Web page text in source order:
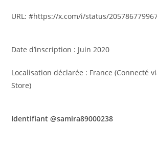
URL: #https://x.com/i/status/
Date d’inscription : Juin 2020
​Localisation déclarée : France (Connecté
Store)
Identifiant @samira89000238